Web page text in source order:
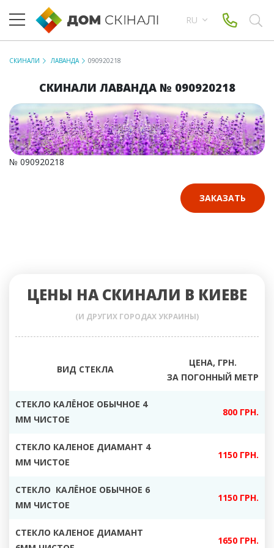
RU
СКИНАЛИ ЛАВАНДА 090920218
СКИНАЛИ ЛАВАНДА № 090920218
№ 090920218
ЗАКАЗАТЬ
ЦЕНЫ НА СКИНАЛИ В КИЕВЕ
(И ДРУГИХ ГОРОДАХ УКРАИНЫ)
ВИД СТЕКЛА
ЦЕНА, ГРН.
ЗА ПОГОННЫЙ МЕТР
СТЕКЛО КАЛЁНОЕ ОБЫЧНОЕ 4
ММ ЧИСТОЕ
800 ГРН.
СТЕКЛО КАЛЕНОЕ ДИАМАНТ 4
ММ ЧИСТОЕ
1150 ГРН.
СТЕКЛО КАЛЁНОЕ ОБЫЧНОЕ 6
ММ ЧИСТОЕ
1150 ГРН.
СТЕКЛО КАЛЕНОЕ ДИАМАНТ
1650 ГРН.